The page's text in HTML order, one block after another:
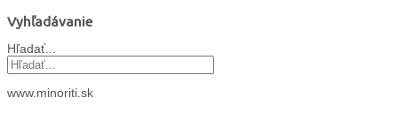
Vyhľadávanie
Hľadať...
www.minoriti.sk